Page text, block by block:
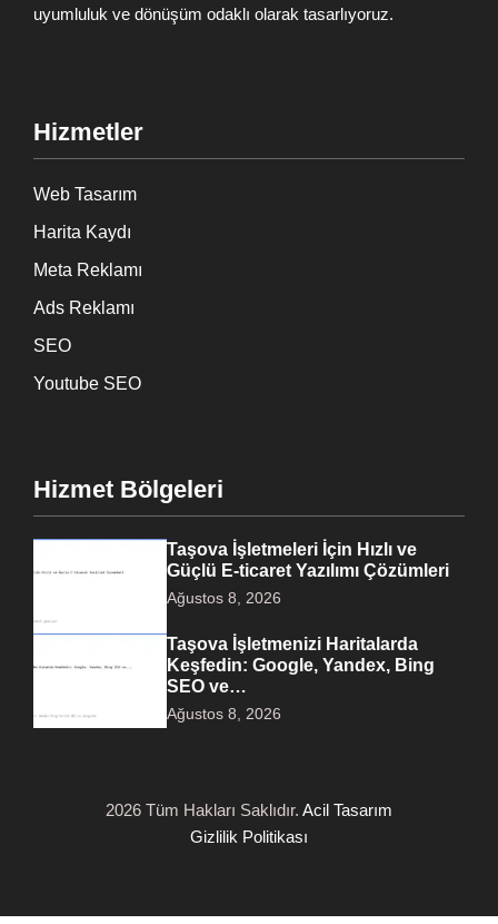
uyumluluk ve dönüşüm odaklı olarak tasarlıyoruz.
Hizmetler
Web Tasarım
Harita Kaydı
Meta Reklamı
Ads Reklamı
SEO
Youtube SEO
Hizmet Bölgeleri
Taşova İşletmeleri İçin Hızlı ve
Güçlü E-ticaret Yazılımı Çözümleri
Ağustos 8, 2026
Taşova İşletmenizi Haritalarda
Keşfedin: Google, Yandex, Bing
SEO ve…
Ağustos 8, 2026
2026 Tüm Hakları Saklıdır. Acil Tasarım
Gizlilik Politikası